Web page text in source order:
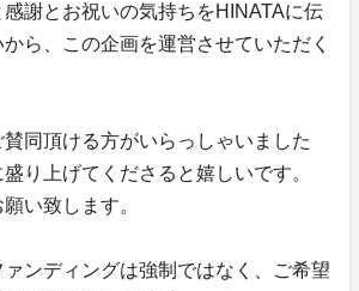
謝とお祝いの気持ちをHINATAに伝
ら、この企画を運営させていただく
同頂ける方がいらっしゃいました
り上げてくださると嬉しいです。
い致します。
ァンディングは強制ではなく、ご希望